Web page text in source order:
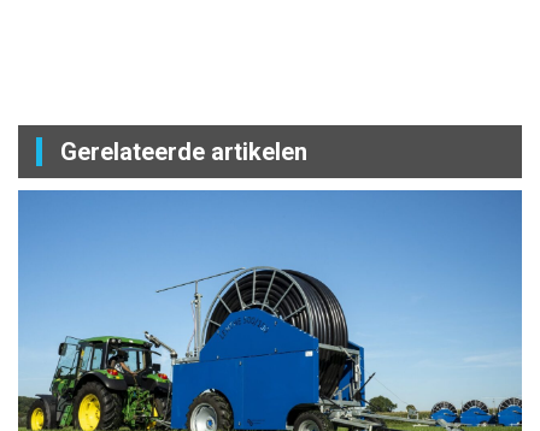
Gerelateerde artikelen